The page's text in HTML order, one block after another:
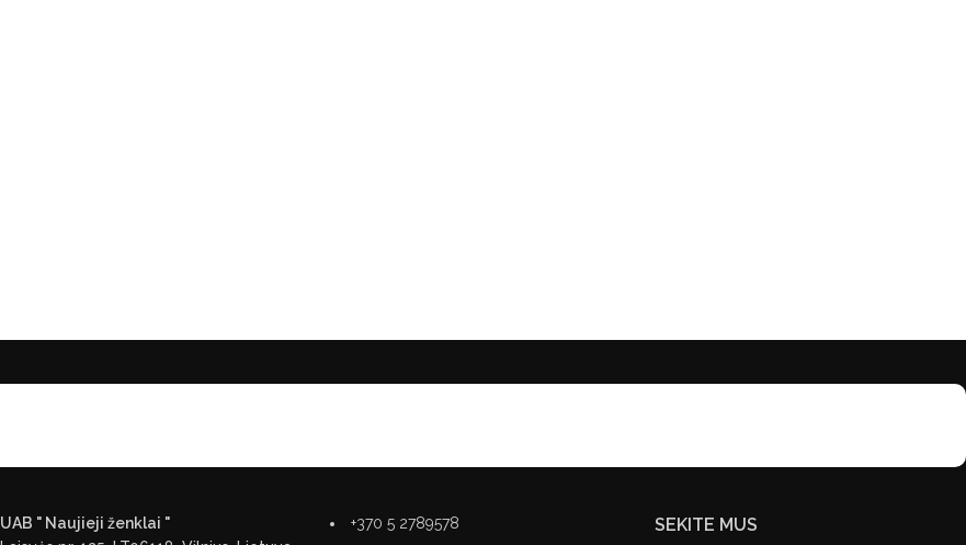
UAB " Naujieji ženklai "
+370 5 2789578 SEKITE MUS